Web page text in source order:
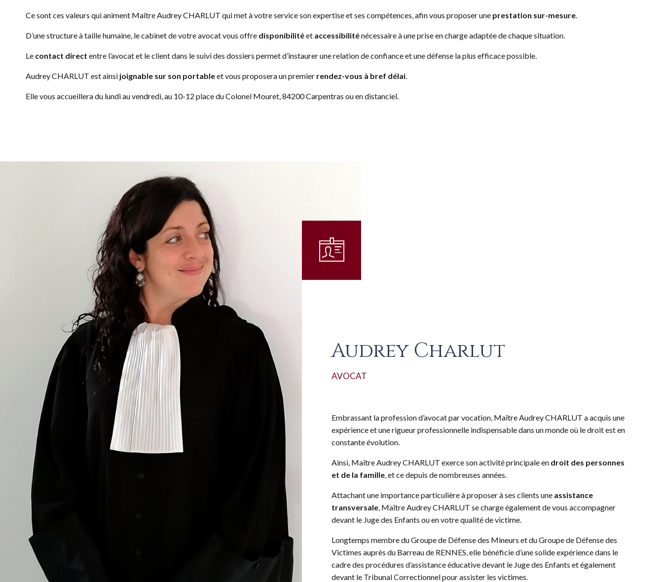
Ce sont ces valeurs qui animent Maître Audrey CHARLUT qui met à votre service son expertise et ses compétences, afin vous proposer une prestation sur-mesure.
D’une structure à taille humaine, le cabinet de votre avocat vous offre disponibilitéet accessibiliténécessaire à une prise en charge adaptée de chaque situation.
Le contact direct entre l’avocat et le client dans le suivi des dossiers permet d’instaurer une relation de confiance et une défense la plus efficace possible.
Audrey CHARLUT est ainsi joignable sur son portableet vous proposera un premier rendez-vous à bref délai.
Elle vous accueillera du lundi au vendredi, au 10-12 place du Colonel Mouret, 84200 Carpentras ou en distanciel.
Audrey Charlut
AVOCAT
Embrassant la profession d’avocat par vocation, Maître Audrey CHARLUT a acquis une
expérience et une rigueur professionnelle indispensable dans un monde où le droit est en
constante évolution.
Ainsi, Maître Audrey CHARLUT exerce son activité principale en droit des personnes
et de la famille, et ce depuis de nombreuses années.
Attachant une importance particulière à proposer à ses clients une assistance
transversale, Maître Audrey CHARLUT se charge également de vous accompagner
devant le Juge des Enfants ou en votre qualité de victime.
Longtemps membre du Groupe de Défense des Mineurs et du Groupe de Défense des
Victimes auprès du Barreau de RENNES, elle bénéficie d’une solide expérience dans le
cadre des procédures d’assistance éducative devant le Juge des Enfants et également
devant le Tribunal Correctionnel pour assister les victimes.